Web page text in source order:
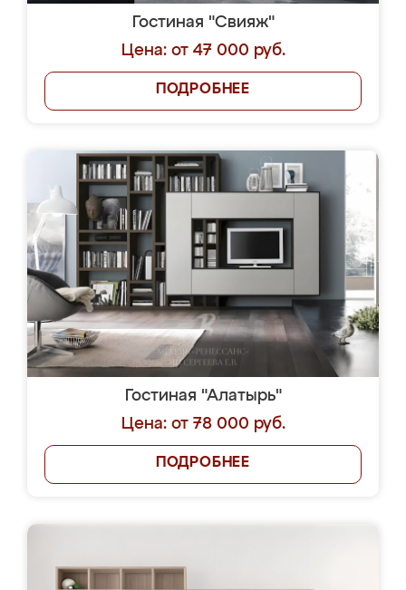
Гостиная "Свияж"
Цена: от 47 000 руб.
ПОДРОБНЕЕ
Гостиная "Алатырь"
Цена: от 78 000 руб.
ПОДРОБНЕЕ